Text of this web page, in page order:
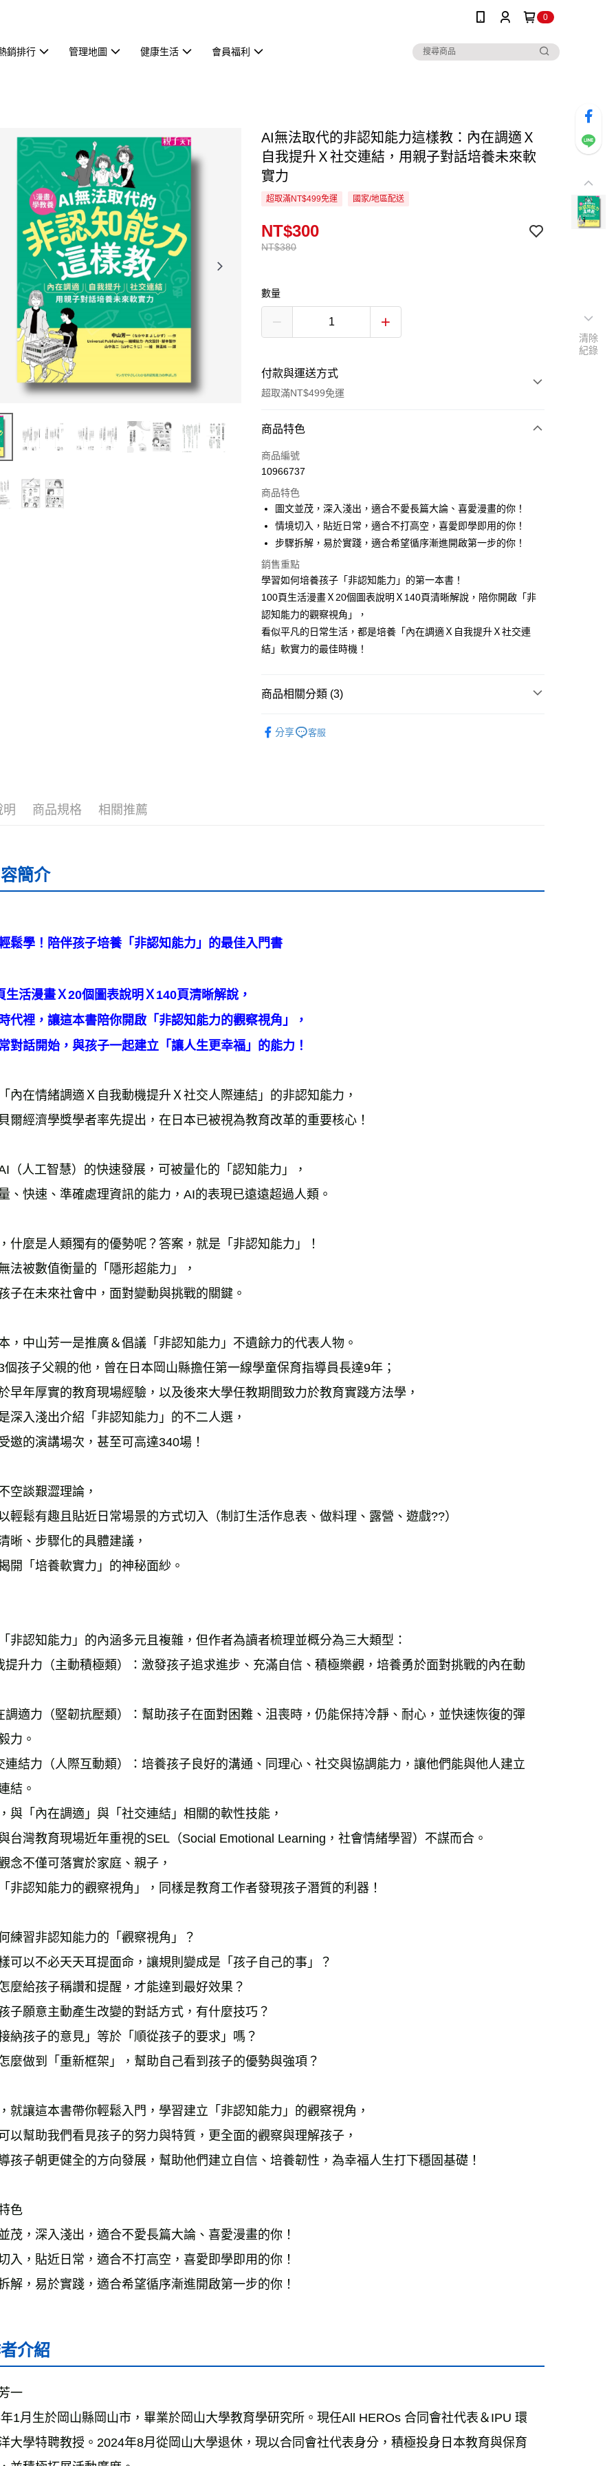
0
銷排行 管理地圖 健康生活 會員福利
AI無法取代的非認知能力這樣教：內在調適Ｘ
自我提升Ｘ社交連結，用親子對話培養未來軟
實力
超取滿NT$499免運 國家/地區配送
NT$380
NT$300
數量
付款與運送方式
超取滿NT$499免運
付款方式
信用卡一次付款
LINE Pay
Apple Pay
悠遊付
運送方式
每筆NT$50，滿NT$499(含以上)免運費
每筆NT$50，滿NT$499(含以上)免運費
海外叢書運費
商品特色
商品編號
10966737
商品特色
圖文並茂，深入淺出，適合不愛長篇大論、喜愛漫畫的你！
情境切入，貼近日常，適合不打高空，喜愛即學即用的你！
步驟拆解，易於實踐，適合希望循序漸進開啟第一步的你！
銷售重點
學習如何培養孩子「非認知能力」的第一本書！
100頁生活漫畫Ｘ20個圖表說明Ｘ140頁清晰解說，陪你開啟「非
認知能力的觀察視角」，
看似平凡的日常生活，都是培養「內在調適Ｘ自我提升Ｘ社交連
結」軟實力的最佳時機！
商品相關分類 (3)
分享 客服
明 商品規格 相關推薦
簡介
鬆學！陪伴孩子培養「非認知能力」的最佳入門書
生活漫畫Ｘ20個圖表說明Ｘ140頁清晰解說，
代裡，讓這本書陪你開啟「非認知能力的觀察視角」，
對話開始，與孩子一起建立「讓人生更幸福」的能力！
內在情緒調適Ｘ自我動機提升Ｘ社交人際連結」的非認知能力，
爾經濟學獎學者率先提出，在日本已被視為教育改革的重要核心！
（人工智慧）的快速發展，可被量化的「認知能力」，
、快速、準確處理資訊的能力，AI的表現已遠遠超過人類。
什麼是人類獨有的優勢呢？答案，就是「非認知能力」！
法被數值衡量的「隱形超能力」，
子在未來社會中，面對變動與挑戰的關鍵。
，中山芳一是推廣＆倡議「非認知能力」不遺餘力的代表人物。
個孩子父親的他，曾在日本岡山縣擔任第一線學童保育指導員長達9年；
早年厚實的教育現場經驗，以及後來大學任教期間致力於教育實踐方法學，
深入淺出介紹「非認知能力」的不二人選，
邀的演講場次，甚至可高達340場！
空談艱澀理論，
輕鬆有趣且貼近日常場景的方式切入（制訂生活作息表、做料理、露營、遊戲??）
晰、步驟化的具體建議，
開「培養軟實力」的神秘面紗。
非認知能力」的內涵多元且複雜，但作者為讀者梳理並概分為三大類型：
提升力（主動積極類）：激發孩子追求進步、充滿自信、積極樂觀，培養勇於面對挑戰的內在動
調適力（堅韌抗壓類）：幫助孩子在面對困難、沮喪時，仍能保持冷靜、耐心，並快速恢復的彈
力。
連結力（人際互動類）：培養孩子良好的溝通、同理心、社交與協調能力，讓他們能與他人建立
結。
與「內在調適」與「社交連結」相關的軟性技能，
台灣教育現場近年重視的SEL（Social Emotional Learning，社會情緒學習）不謀而合。
念不僅可落實於家庭、親子，
非認知能力的觀察視角」，同樣是教育工作者發現孩子潛質的利器！
練習非認知能力的「觀察視角」？
可以不必天天耳提面命，讓規則變成是「孩子自己的事」？
麼給孩子稱讚和提醒，才能達到最好效果？
子願意主動產生改變的對話方式，有什麼技巧？
納孩子的意見」等於「順從孩子的要求」嗎？
麼做到「重新框架」，幫助自己看到孩子的優勢與強項？
就讓這本書帶你輕鬆入門，學習建立「非認知能力」的觀察視角，
以幫助我們看見孩子的努力與特質，更全面的觀察與理解孩子，
孩子朝更健全的方向發展，幫助他們建立自信、培養韌性，為幸福人生打下穩固基礎！
色
茂，深入淺出，適合不愛長篇大論、喜愛漫畫的你！
入，貼近日常，適合不打高空，喜愛即學即用的你！
解，易於實踐，適合希望循序漸進開啟第一步的你！
介紹
一
1月生於岡山縣岡山市，畢業於岡山大學教育學研究所。現任All HEROs 合同會社代表＆IPU 環
大學特聘教授。2024年8月從岡山大學退休，現以合同會社代表身分，積極投身日本教育與保育
清除
紀錄